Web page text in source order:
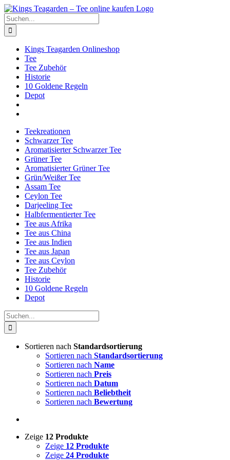
Zum
Inhalt
springen
Facebook
X
Instagram
Pinterest
Suche
nach:
Kings Teagarden Onlineshop
Tee
Tee Zubehör
Historie
10 Goldene Regeln
Depot
Teekreationen
Schwarzer Tee
Aromatisierter Schwarzer Tee
Grüner Tee
Aromatisierter Grüner Tee
Grün/Weißer Tee
Assam Tee
Ceylon Tee
Darjeeling Tee
Halbfermentierter Tee
Tee aus Afrika
Tee aus China
Tee aus Indien
Tee aus Japan
Tee aus Ceylon
Tee Zubehör
Historie
10 Goldene Regeln
Depot
Suche
nach:
Sortieren nach Standardsortierung
Sortieren nach Standardsortierung
Sortieren nach Name
Sortieren nach Preis
Sortieren nach Datum
Sortieren nach Beliebtheit
Sortieren nach Bewertung
Zeige 12 Produkte
Zeige 12 Produkte
Zeige 24 Produkte